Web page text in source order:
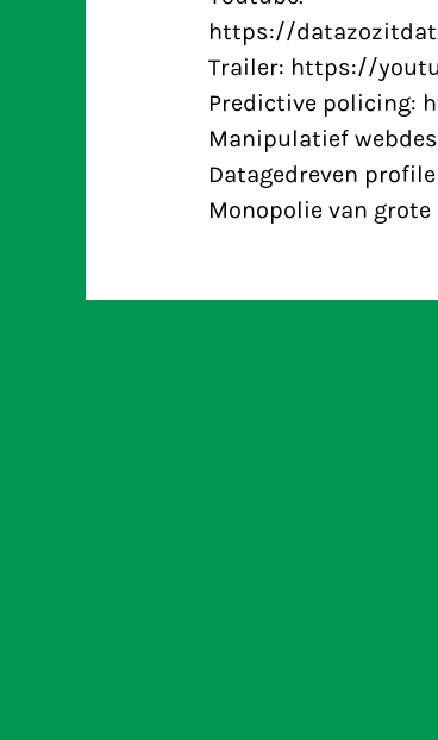
https://
Trailer: https://
Predictive policing:
Manipulatief
Datagedreven
Monopolie van